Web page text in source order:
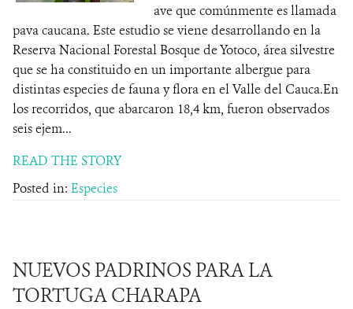
ave que comúnmente es llamada
pava caucana. Este estudio se viene desarrollando en la
Reserva Nacional Forestal Bosque de Yotoco, área silvestre
que se ha constituido en un importante albergue para
distintas especies de fauna y flora en el Valle del Cauca.En
los recorridos, que abarcaron 18,4 km, fueron observados
seis ejem...
READ THE STORY
Posted in: Especies
NUEVOS PADRINOS PARA LA
TORTUGA CHARAPA